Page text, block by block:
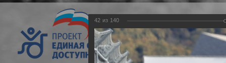
42 из 140